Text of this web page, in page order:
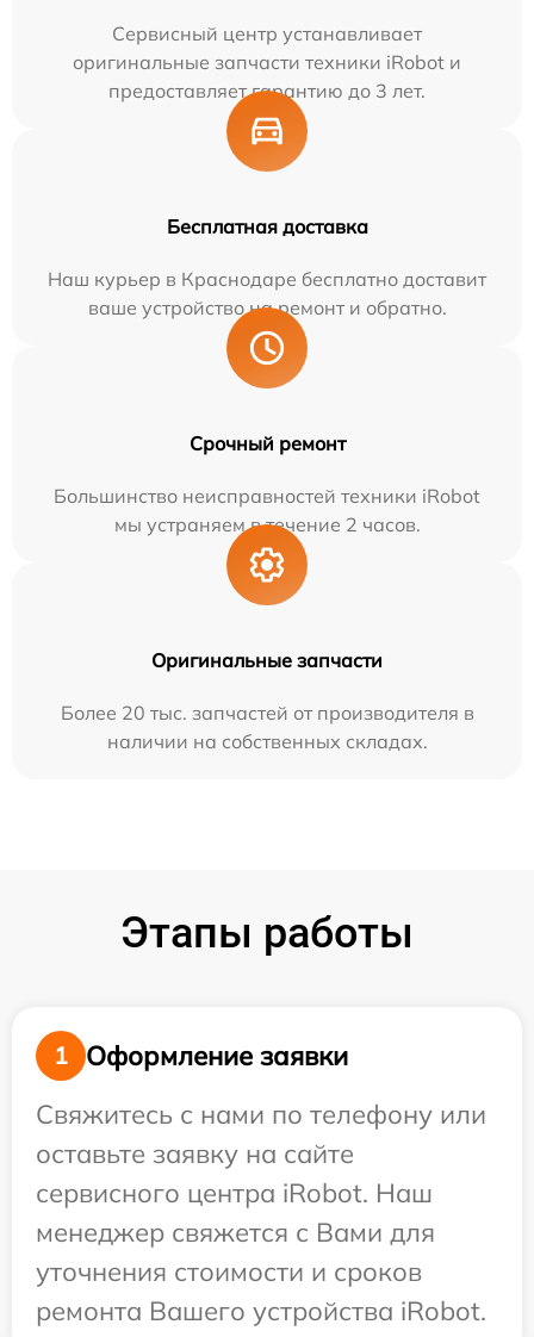
Сервисный центр устанавливает
оригинальные запчасти техники iRobot и
предоставляет гарантию до 3 лет.
Бесплатная доставка
Наш курьер в Краснодаре бесплатно доставит
ваше устройство на ремонт и обратно.
Срочный ремонт
Большинство неисправностей техники iRobot
мы устраняем в течение 2 часов.
Оригинальные запчасти
Более 20 тыс. запчастей от производителя в
наличии на собственных складах.
Этапы работы
1
Оформление заявки
Свяжитесь с нами по телефону или
оставьте заявку на сайте
сервисного центра iRobot. Наш
менеджер свяжется с Вами для
уточнения стоимости и сроков
ремонта Вашего устройства iRobot.